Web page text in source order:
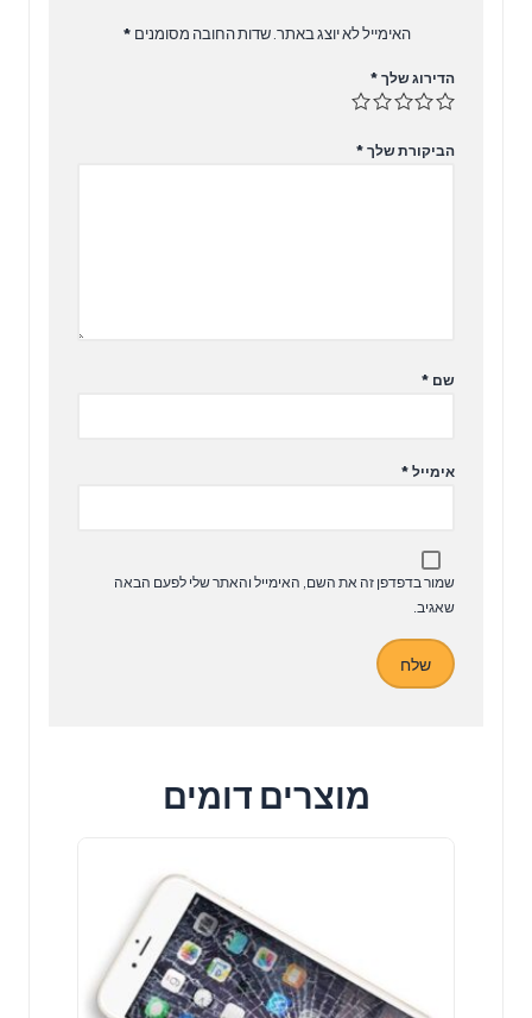
האימייל לא יוצג באתר. שדות החובה מסומנים *
הדירוג שלך *
הביקורת שלך *
שם *
אימייל *
שמור בדפדפן זה את השם, האימייל והאתר שלי לפעם הבאה
שאגיב.
מוצרים דומים